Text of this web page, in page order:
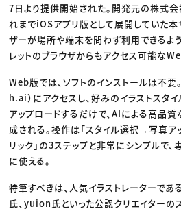
7日より提供開始された。開発元の株式会
れまでiOSアプリ版として展開していた本
ザーが場所や端末を問わず利用できるよう
レットのブラウザからもアクセス可能な
Web版では、ソフトのインストールは不
h.ai）にアクセスし、好みのイラストスタ
アップロードするだけで、AIによる高品
成される。操作は「スタイル選択→写真
リック」の3ステップと非常にシンプルで
に使える。
特筆すべきは、人気イラストレーターで
氏、yuion氏といった公認クリエイターの